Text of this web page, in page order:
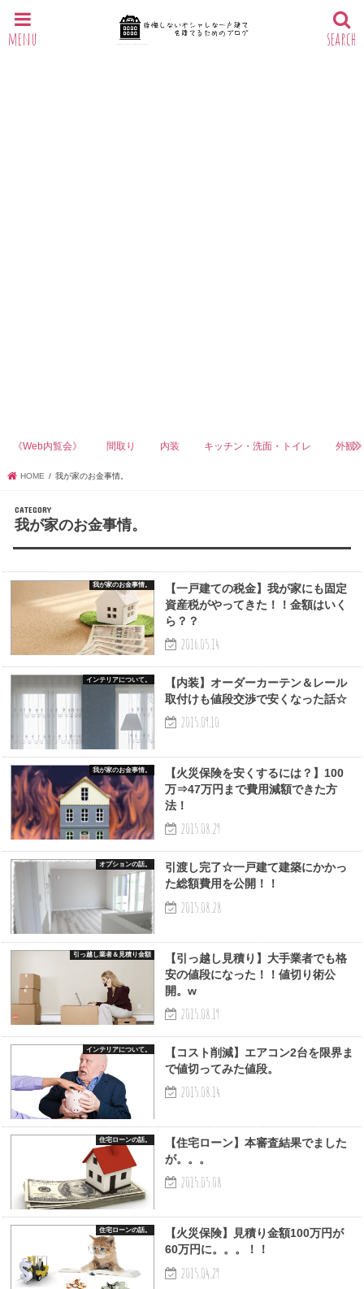
search
menu
《Web内覧会》 間取り 内装 キッチン・洗面・トイレ 外観
HOME 我が家のお金事情。
我が家のお金事情。
我が家のお金事情。
【一戸建ての税金】我が家にも固定
資産税がやってきた！！金額はいく
ら？？
2016.05.14
インテリアについて。
【内装】オーダーカーテン＆レール
取付けも値段交渉で安くなった話☆
2015.09.10
我が家のお金事情。
【火災保険を安くするには？】100
万⇒47万円まで費用減額できた方
法！
2015.08.29
オプションの話。
引渡し完了☆一戸建て建築にかかっ
た総額費用を公開！！
2015.08.28
引っ越し業者＆見積り金額
【引っ越し見積り】大手業者でも格
安の値段になった！！値切り術公
開。w
2015.08.19
インテリアについて。
【コスト削減】エアコン2台を限界ま
で値切ってみた値段。
2015.08.14
住宅ローンの話。
【住宅ローン】本審査結果でました
が。。。
2015.05.08
住宅ローンの話。
【火災保険】見積り金額100万円が
60万円に。。。！！
2015.04.29